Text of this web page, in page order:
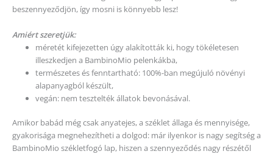
beszennyeződjön, így mosni is könnyebb lesz!
Amiért szeretjük:
méretét kifejezetten úgy alakították ki, hogy tökéletesen
illeszkedjen a BambinoMio pelenkákba,
természetes és fenntartható: 100%-ban megújuló növényi
alapanyagból készült,
vegán: nem tesztelték állatok bevonásával.
Amikor babád még csak anyatejes, a széklet állaga és mennyisége,
gyakorisága megnehezítheti a dolgod: már ilyenkor is nagy segítség a
BambinoMio székletfogó lap, hiszen a szennyeződés nagy részétől